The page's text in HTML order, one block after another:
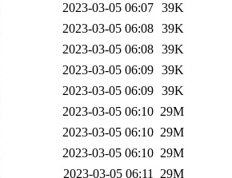
2023-03-05 06:07 39K
2023-03-05 06:08 39K
2023-03-05 06:08 39K
2023-03-05 06:09 39K
2023-03-05 06:09 39K
2023-03-05 06:10 29M
2023-03-05 06:10 29M
2023-03-05 06:10 29M
2023-03-05 06:11 29M